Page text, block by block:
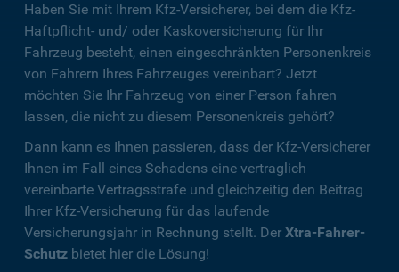
Haben Sie mit Ihrem Kfz-Versicherer, bei dem die Kfz-
Haftpflicht- und/ oder Kaskoversicherung für Ihr
Fahrzeug besteht, einen eingeschränkten Personenkreis
von Fahrern Ihres Fahrzeuges vereinbart? Jetzt
möchten Sie Ihr Fahrzeug von einer Person fahren
lassen, die nicht zu diesem Personenkreis gehört?
Dann kann es Ihnen passieren, dass der Kfz-Versicherer
Ihnen im Fall eines Schadens eine vertraglich
vereinbarte Vertragsstrafe und gleichzeitig den Beitrag
Ihrer Kfz-Versicherung für das laufende
Versicherungsjahr in Rechnung stellt. Der Xtra-Fahrer-
Schutz bietet hier die Lösung!